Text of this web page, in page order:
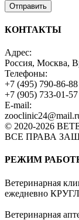
Отправить
КОНТАКТЫ
Адрес:
Россия, Москва,
Телефоны:
+7 (495) 790-86-88
+7 (905) 733-01-57
E-mail:
© 2020-2026
ВСЕ ПРАВА
РЕЖИМ
Ветеринарная
ежедневно
Ветеринарная